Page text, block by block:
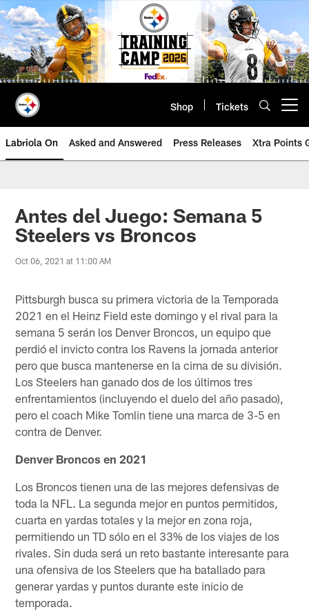
Skip
to
main
content
Shop Tickets
Labriola On Asked and Answered Press Releases Xtra Points
Antes del Juego: Semana 5
Steelers vs Broncos
Oct 06, 2021 at 11:00 AM
Pittsburgh busca su primera victoria de la Temporada
2021 en el Heinz Field este domingo y el rival para la
semana 5 serán los Denver Broncos, un equipo que
perdió el invicto contra los Ravens la jornada anterior
pero que busca mantenerse en la cima de su división.
Los Steelers han ganado dos de los últimos tres
enfrentamientos (incluyendo el duelo del año pasado),
pero el coach Mike Tomlin tiene una marca de 3-5 en
contra de Denver.
Denver Broncos en 2021
Los Broncos tienen una de las mejores defensivas de
toda la NFL. La segunda mejor en puntos permitidos,
cuarta en yardas totales y la mejor en zona roja,
permitiendo un TD sólo en el 33% de los viajes de los
rivales. Sin duda será un reto bastante interesante para
una ofensiva de los Steelers que ha batallado para
generar yardas y puntos durante este inicio de
temporada.